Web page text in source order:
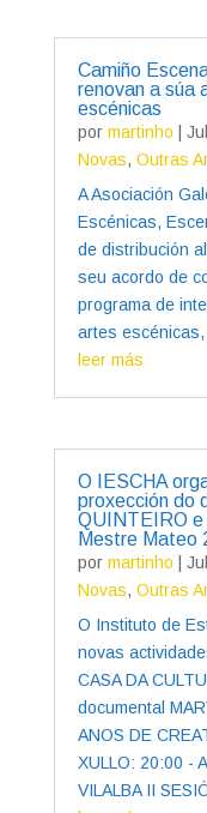
Camiño
renovan a súa
escénicas
por martinho
Novas, Outras
A Asociación
Escénicas,
de distribución
seu acordo de
programa de
artes
leer más
O IESCHA
proxección do
QUINTEIRO e
Mestre Mateo
por martinho
Novas, Outras
O Instituto de
novas
CASA DA
documental
ANOS DE
XULLO: 20:00 -
VILALBA II